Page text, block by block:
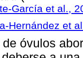
García et al.,
Hernández et
óvulos